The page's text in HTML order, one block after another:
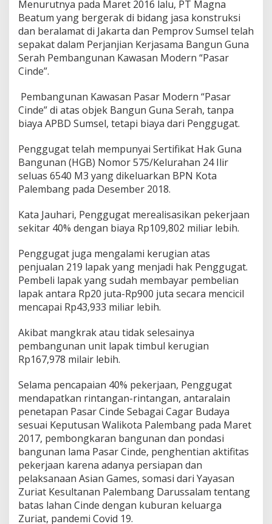
Menurutnya pada Maret 2016 lalu, PT Magna
Beatum yang bergerak di bidang jasa konstruksi
dan beralamat di Jakarta dan Pemprov Sumsel telah
sepakat dalam Perjanjian Kerjasama Bangun Guna
Serah Pembangunan Kawasan Modern “Pasar
Cinde”.
Pembangunan Kawasan Pasar Modern “Pasar
Cinde” di atas objek Bangun Guna Serah, tanpa
biaya APBD Sumsel, tetapi biaya dari Penggugat.
Penggugat telah mempunyai Sertifikat Hak Guna
Bangunan (HGB) Nomor 575/Kelurahan 24 Ilir
seluas 6540 M3 yang dikeluarkan BPN Kota
Palembang pada Desember 2018.
Kata Jauhari, Penggugat merealisasikan pekerjaan
sekitar 40% dengan biaya Rp109,802 miliar lebih.
Penggugat juga mengalami kerugian atas
penjualan 219 lapak yang menjadi hak Penggugat.
Pembeli lapak yang sudah membayar pembelian
lapak antara Rp20 juta-Rp900 juta secara mencicil
mencapai Rp43,933 miliar lebih.
Akibat mangkrak atau tidak selesainya
pembangunan unit lapak timbul kerugian
Rp167,978 milair lebih.
Selama pencapaian 40% pekerjaan, Penggugat
mendapatkan rintangan-rintangan, antaralain
penetapan Pasar Cinde Sebagai Cagar Budaya
sesuai Keputusan Walikota Palembang pada Maret
2017, pembongkaran bangunan dan pondasi
bangunan lama Pasar Cinde, penghentian aktifitas
pekerjaan karena adanya persiapan dan
pelaksanaan Asian Games, somasi dari Yayasan
Zuriat Kesultanan Palembang Darussalam tentang
batas lahan Cinde dengan kuburan keluarga
Zuriat, pandemi Covid 19.